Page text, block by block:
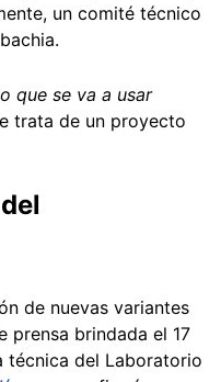
un comité técnico
que se va a usar
trata de un proyecto
de nuevas variantes
prensa brindada el 17
técnica del Laboratorio